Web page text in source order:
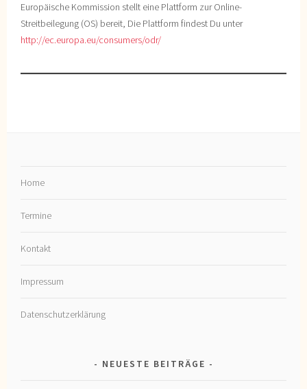
Europäische Kommission stellt eine Plattform zur Online-
Streitbeilegung (OS) bereit, Die Plattform findest Du unter
http://ec.europa.eu/consumers/odr/
Home
Termine
Kontakt
Impressum
Datenschutzerklärung
NEUESTE BEITRÄGE